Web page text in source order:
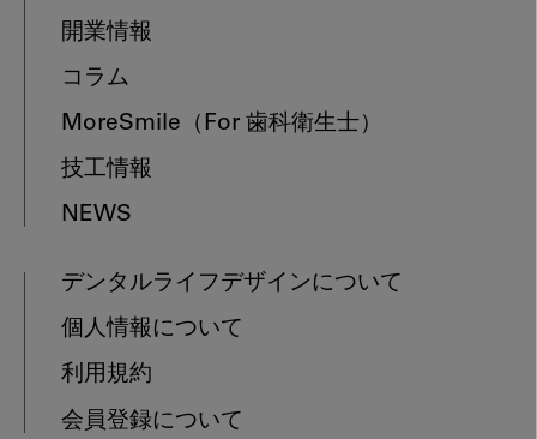
開業情報
コラム
MoreSmile （For 歯科衛生士）
技工情報
NEWS
デンタルライフデザインについて
個人情報について
利用規約
会員登録について